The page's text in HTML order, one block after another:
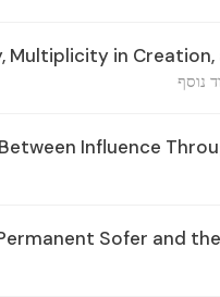
Multiplicity in
נוסף
Influence
Sofer and